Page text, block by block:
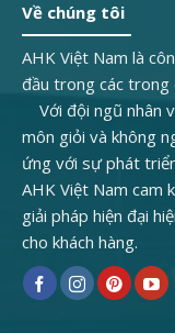
Về chúng tôi
AHK Việt Nam là
đầu trong các trong
Với đội ngũ nhân
môn giỏi và không
ứng với sự phát
AHK Việt Nam cam
giải pháp hiện đại
cho khách hàng.